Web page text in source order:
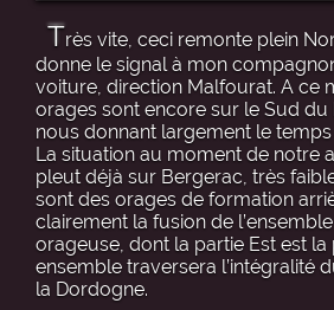
Très vite, ceci remonte plein
donne le signal à mon
voiture, direction Malfourat. A ce
orages sont encore sur le Sud
nous donnant largement le
La situation au moment de notre
pleut déjà sur Bergerac, très
sont des orages de formation
clairement la fusion de
orageuse, dont la partie Est est la
ensemble traversera l’intégralité
la Dordogne.